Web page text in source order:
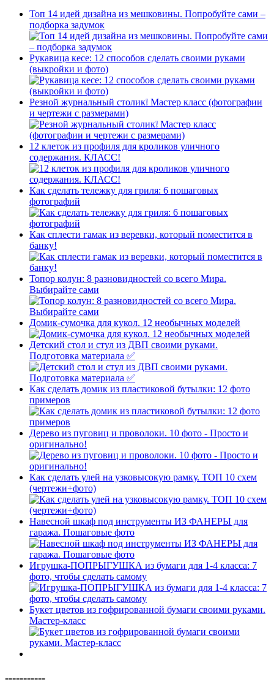
Топ 14 идей дизайна из мешковины. Попробуйте сами –
подборка задумок
Рукавица кесе: 12 способов сделать своими руками
(выкройки и фото)
Резной журнальный столик❕ Мастер класс (фотографии
и чертежи с размерами)
12 клеток из профиля для кроликов уличного
содержания. КЛАСС!
Как сделать тележку для гриля: 6 пошаговых
фотографий
Как сплести гамак из веревки, который поместится в
банку!
Топор колун: 8 разновидностей со всего Мира.
Выбирайте сами
Домик-сумочка для кукол. 12 необычных моделей
Детский стол и стул из ДВП своими руками.
Подготовка материала ✅
Как сделать домик из пластиковой бутылки: 12 фото
примеров
Дерево из пуговиц и проволоки. 10 фото - Просто и
оригинально!
Как сделать улей на узковысокую рамку. ТОП 10 схем
(чертежи+фото)
Навесной шкаф под инструменты ИЗ ФАНЕРЫ для
гаража. Пошаговые фото
Игрушка-ПОПРЫГУШКА из бумаги для 1-4 класса: 7
фото, чтобы сделать самому
Букет цветов из гофрированной бумаги своими руками.
Мастер-класс
-----------